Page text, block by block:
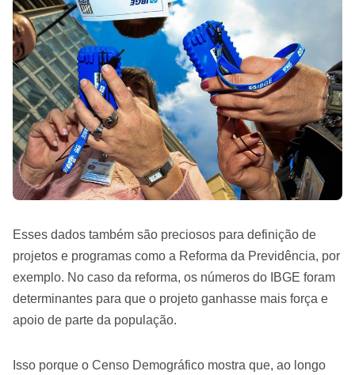
Esses dados também são preciosos para definição de
projetos e programas como a Reforma da Previdência, por
exemplo. No caso da reforma, os números do IBGE foram
determinantes para que o projeto ganhasse mais força e
apoio de parte da população.
Isso porque o Censo Demográfico mostra que, ao longo